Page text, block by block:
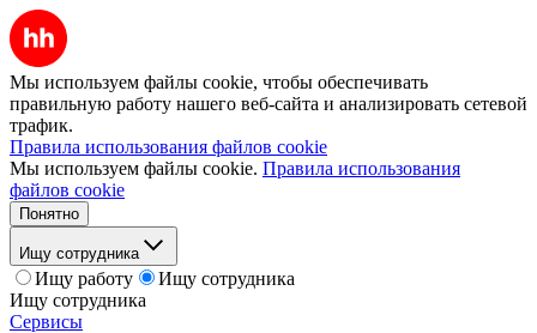
Мы используем файлы cookie, чтобы обеспечивать
правильную работу нашего веб-сайта и анализировать сетевой
трафик.
Правила использования файлов cookie
Мы используем файлы cookie. Правила использования
файлов cookie
Понятно
Ищу сотрудника
Ищу работу
Ищу сотрудника
Ищу сотрудника
Сервисы